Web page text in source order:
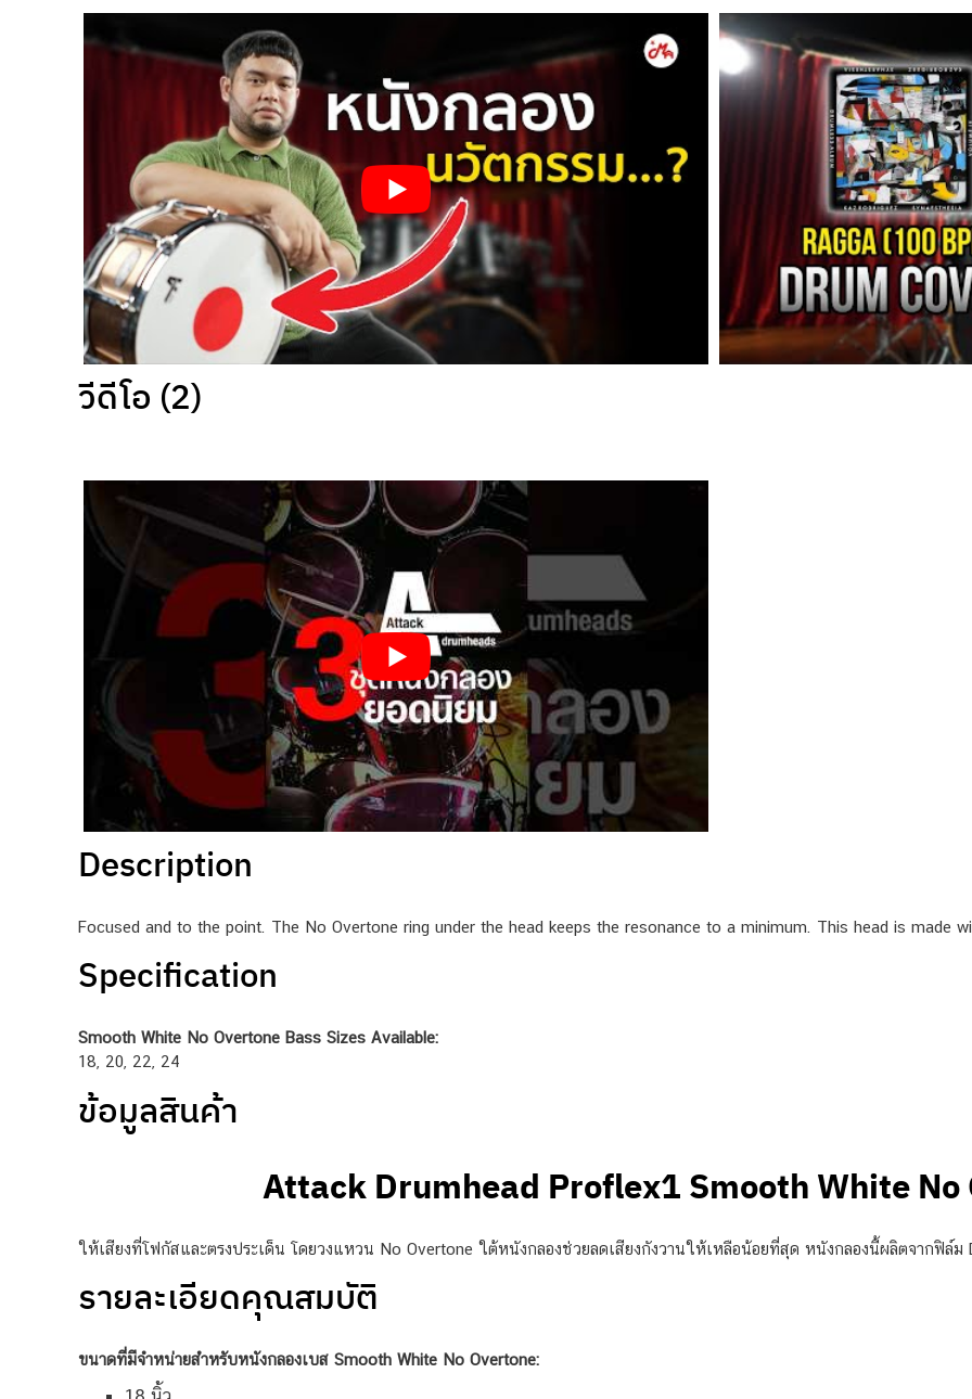
วีดีโอ (2)
Description
Focused and to the point. The No Overtone ring under the head keeps the resonance to a minimum. This head is made
Specification
Smooth White No Overtone Bass Sizes Available:
18, 20, 22, 24
ข้อมูลสินค้า
Attack Drumhead Proflex1 Smooth White No
ให้เสียงที่โฟกัสและตรงประเด็น โดยวงแหวน No Overtone ใต้หนังกลองช่วยลดเสียงกังวานให้เหลือน้อยที่สุด หนังกลองนี้ผลิตจากฟิล์
รายละเอียดคุณสมบัติ
ขนาดที่มีจำหน่ายสำหรับหนังกลองเบส Smooth White No Overtone: